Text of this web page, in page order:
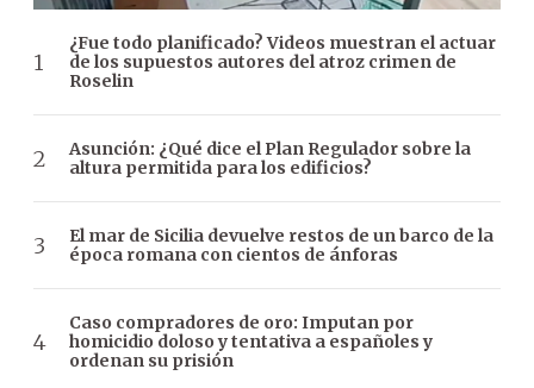
¿Fue todo planificado? Videos muestran el actuar
de los supuestos autores del atroz crimen de
Roselin
Asunción: ¿Qué dice el Plan Regulador sobre la
altura permitida para los edificios?
El mar de Sicilia devuelve restos de un barco de la
época romana con cientos de ánforas
Caso compradores de oro: Imputan por
homicidio doloso y tentativa a españoles y
ordenan su prisión